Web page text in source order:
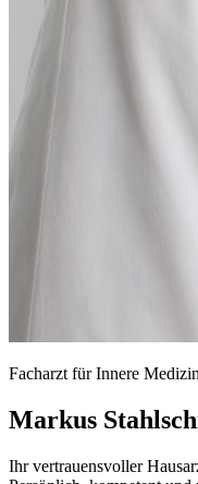
Facharzt für Innere
Markus
Ihr vertrauensvoller